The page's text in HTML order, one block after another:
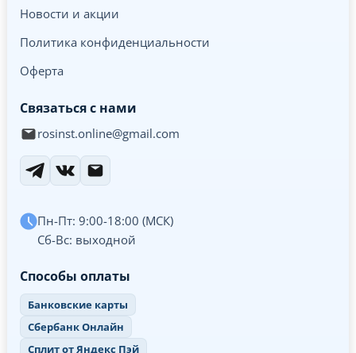
Новости и акции
Политика конфиденциальности
Оферта
Связаться с нами
rosinst.online@gmail.com
Пн-Пт: 9:00-18:00 (МСК)
Сб-Вс: выходной
Способы оплаты
Банковские карты
Сбербанк Онлайн
Сплит от Яндекс Пэй